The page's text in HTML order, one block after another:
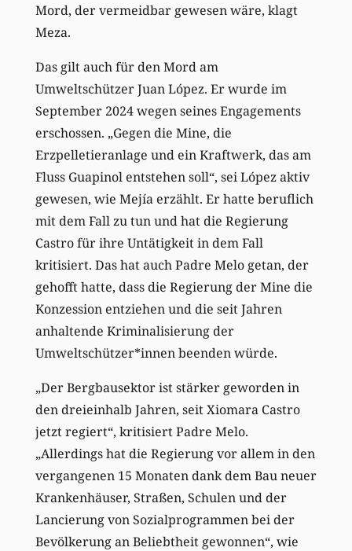
Mord, der vermeidbar gewesen wäre, klagt
Meza.
Das gilt auch für den Mord am
Umweltschützer Juan López. Er wurde im
September 2024 wegen seines Engagements
erschossen. „Gegen die Mine, die
Erzpelletieranlage und ein Kraftwerk, das am
Fluss Guapinol entstehen soll“, sei López aktiv
gewesen, wie Mejía erzählt. Er hatte beruflich
mit dem Fall zu tun und hat die Regierung
Castro für ihre Untätigkeit in dem Fall
kritisiert. Das hat auch Padre Melo getan, der
gehofft hatte, dass die Regierung der Mine die
Konzession entziehen und die seit Jahren
anhaltende Kriminalisierung der
Umweltschützer*innen beenden würde.
„Der Bergbausektor ist stärker geworden in
den dreieinhalb Jahren, seit Xiomara Castro
jetzt regiert“, kritisiert Padre Melo.
„Allerdings hat die Regierung vor allem in den
vergangenen 15 Monaten dank dem Bau neuer
Krankenhäuser, Straßen, Schulen und der
Lancierung von Sozialprogrammen bei der
Bevölkerung an Beliebtheit gewonnen“, wie